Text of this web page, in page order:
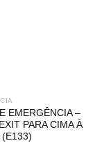
EMERGÊNCIA –
PARA CIMA À
(E133)